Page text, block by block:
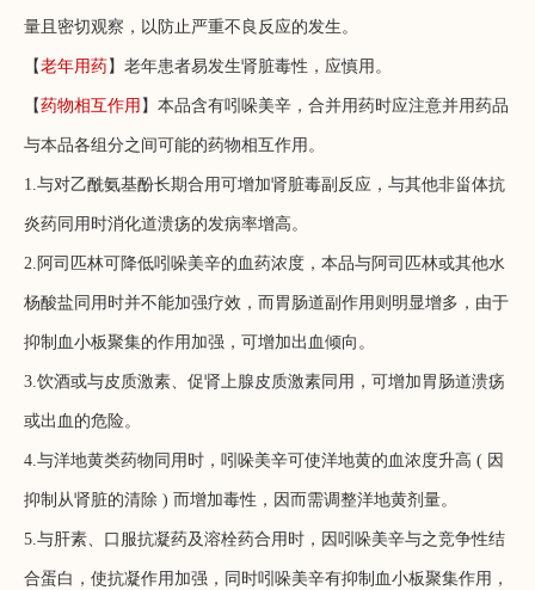
量且密切观察，以防止严重不良反应的发生。
【老年用药】老年患者易发生肾脏毒性，应慎用。
【药物相互作用 】本品含有吲哚美辛，合并用药时应注意并用药品
与本品各组分之间可能的药物相互作用。
1.与对乙酰氨基酚长期合用可增加肾脏毒副反应，与其他非甾体抗
炎药同用时消化道溃疡的发病率增高。
2.阿司匹林可降低吲哚美辛的血药浓度，本品与阿司匹林或其他水
杨酸盐同用时并不能加强疗效，而胃肠道副作用则明显增多，由于
抑制血小板聚集的作用加强，可增加出血倾向。
3.饮酒或与皮质激素、促肾上腺皮质激素同用，可增加胃肠道溃疡
或出血的危险。
4.与洋地黄类药物同用时，吲哚美辛可使洋地黄的血浓度升高 ( 因
抑制从肾脏的清除 ) 而增加毒性，因而需调整洋地黄剂量。
5.与肝素、口服抗凝药及溶栓药合用时，因吲哚美辛与之竞争性结
合蛋白，使抗凝作用加强，同时吲哚美辛有抑制血小板聚集作用，